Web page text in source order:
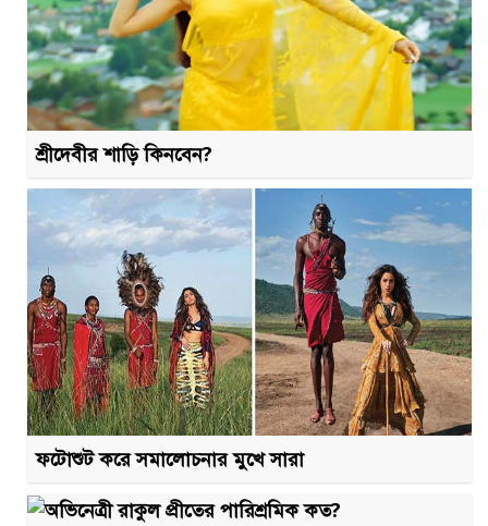
শ্রীদেবীর শাড়ি কিনবেন?
ফটোশুট করে সমালোচনার মুখে সারা